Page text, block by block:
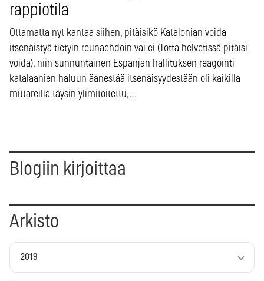
rappiotila
Ottamatta nyt kantaa siihen, pitäisikö Katalonian voida
itsenäistyä tietyin reunaehdoin vai ei (Totta helvetissä pitäisi
voida), niin sunnuntainen Espanjan hallituksen reagointi
katalaanien haluun äänestää itsenäisyydestään oli kaikilla
mittareilla täysin ylimitoitettu,…
Blogiin kirjoittaa
Arkisto
2019